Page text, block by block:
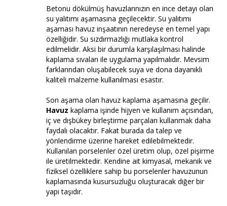
Betonu dökülmüş havuzlarınızın en ince detayı olan
su yalıtımı aşamasına geçilecektir. Su yalıtımı
aşaması havuz inşaatının neredeyse en temel yapı
özelliğidir. Su sızdırmazlığı mutlaka kontrol
edilmelidir. Aksi bir durumla karşılaşılması halinde
kaplama sıvaları ile uygulama yapılmalıdır. Mevsim
farklarından oluşabilecek suya ve dona dayanıklı
kaliteli malzeme kullanılması esastır.
Son aşama olan havuz kaplama aşamasına geçilir.
Havuz kaplama işinde hijyen ve kullanım açısından,
iç ve dışbükey birleştirme parçaları kullanmak daha
faydalı olacaktır. Fakat burada da talep ve
yönlendirme üzerine hareket edilebilmektedir.
Kullanılan porselenler özel üretim olup, özel pişirme
ile üretilmektedir. Kendine ait kimyasal, mekanik ve
fiziksel özelliklere sahip bu porselenler havuzunun
kaplamasında kusursuzluğu oluşturacak diğer bir
yapı taşıdır.